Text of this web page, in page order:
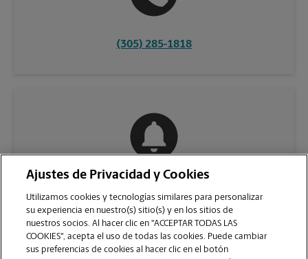
(305) 285-1818
Ajustes de Privacidad y Cookies
Utilizamos cookies y tecnologías similares para personalizar
su experiencia en nuestro(s) sitio(s) y en los sitios de
nuestros socios. Al hacer clic en "ACCEPTAR TODAS LAS
COOKIES", acepta el uso de todas las cookies. Puede cambiar
sus preferencias de cookies al hacer clic en el botón